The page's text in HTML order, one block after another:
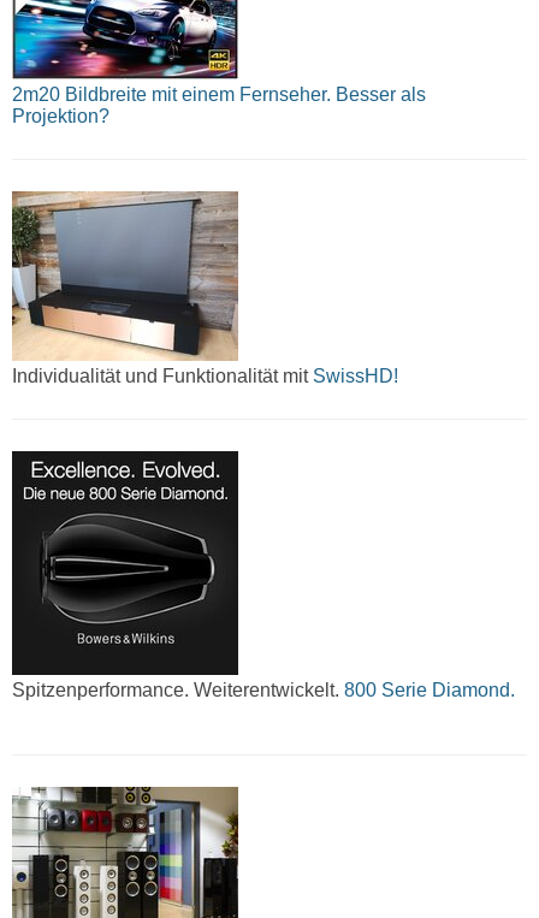
2m20 Bildbreite mit einem Fernseher. Besser als
Projektion?
Individualität und Funktionalität mitSwissHD!
Spitzenperformance. Weiterentwickelt. 800 Serie Diamond.